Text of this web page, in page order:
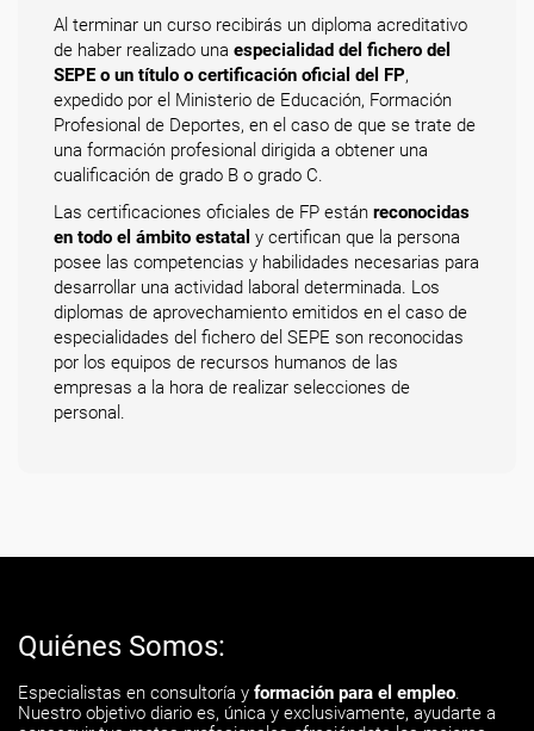
Al terminar un curso recibirás un diploma acreditativo
de haber realizado una especialidad del fichero del
SEPE o un título o certificación oficial del FP,
expedido por el Ministerio de Educación, Formación
Profesional de Deportes, en el caso de que se trate de
una formación profesional dirigida a obtener una
cualificación de grado B o grado C.
Las certificaciones oficiales de FP están reconocidas
en todo el ámbito estatal y certifican que la persona
posee las competencias y habilidades necesarias para
desarrollar una actividad laboral determinada. Los
diplomas de aprovechamiento emitidos en el caso de
especialidades del fichero del SEPE son reconocidas
por los equipos de recursos humanos de las
empresas a la hora de realizar selecciones de
personal.
Quiénes Somos:
Especialistas en consultoría y formación para el empleo.
Nuestro objetivo diario es, única y exclusivamente, ayudarte a